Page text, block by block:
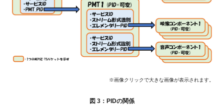
※画像クリックで大きな画像が表示されます。
図 3：PIDの関係